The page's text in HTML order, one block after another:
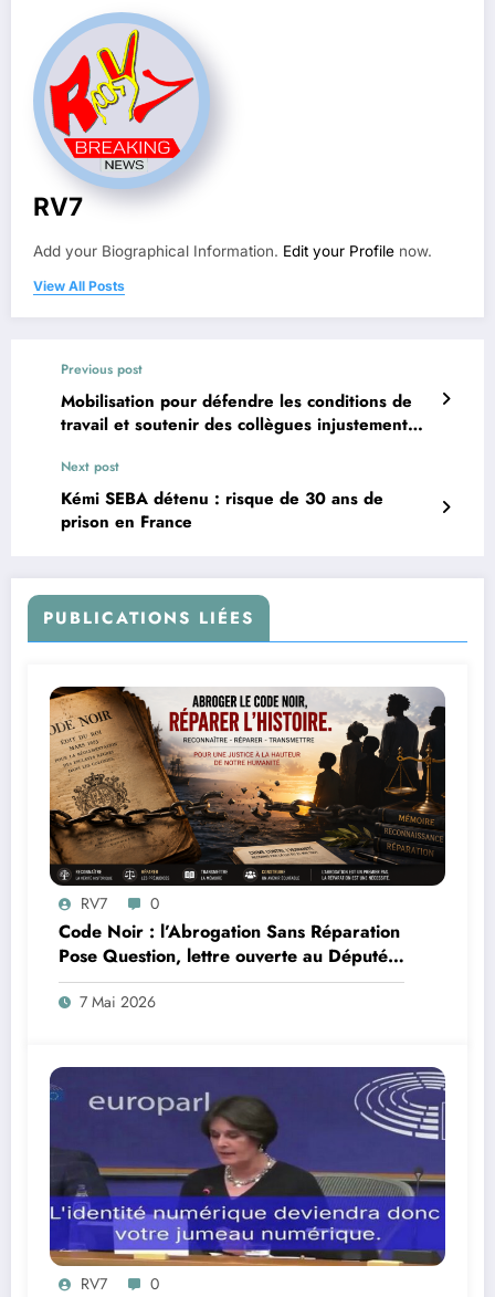
RV7
Add your Biographical Information. Edit your Profile now.
View All Posts
Previous post
Mobilisation pour défendre les conditions de
travail et soutenir des collègues injustement
Next post
Kémi SEBA détenu : risque de 30 ans de
prison en France
PUBLICATIONS LIÉES
RV7 0
Code Noir : l’Abrogation Sans Réparation
Pose Question, lettre ouverte au Député
Max Mathiasin
7 Mai 2026
RV7 0